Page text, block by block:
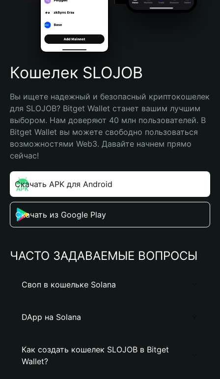
Português (Brasil)
Español (Argentina)
Кошелек SLOJOB
Вы ищете надежный и безопасный криптокошелек
для SLOJOB? Bitget Wallet станет вашим лучшим
выбором. Нам доверяют 40 млн пользователей. В
Bitget Wallet вы можете свободно пользоваться
возможностями Web3. Давайте начнем прямо
сейчас!
Скачать APK для Android
Скачать из Google Play
ЧАСТО ЗАДАВАЕМЫЕ ВОПРОСЫ
Своп в кошельке Solana
DApp на Solana
Как создать кошелек SLOJOB в Bitget
Wallet?